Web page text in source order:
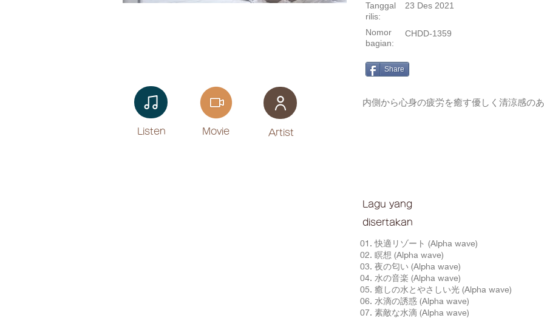
Listen​ Movie ​Artist
23 Des 2021
Tanggal
rilis:
Nomor
bagian:
CHDD-1359
Share
内側から心身の疲労を癒す優しく清涼感の
Lagu yang
disertakan
01. 快適リゾート (Alpha wave)
02. 瞑想 (Alpha wave)
03. 夜の匂い (Alpha wave)
04. 水の音楽 (Alpha wave)
05. 癒しの水とやさしい光 (Alpha wave)
06. 水滴の誘惑 (Alpha wave)
07. 素敵な水滴 (Alpha wave)